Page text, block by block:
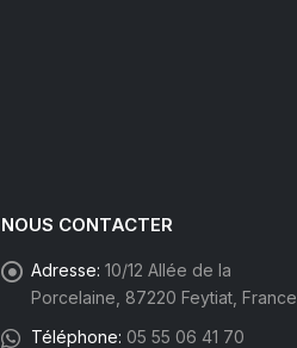
NOUS CONTACTER
Adresse: 10/12 Allée de la
Porcelaine, 87220 Feytiat, France
Téléphone: 05 55 06 41 70